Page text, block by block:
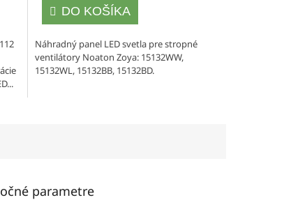
DO KOŠÍKA
Náhradný panel LED svetla pre stropné
ventilátory Noaton Zoya: 15132WW,
15132WL, 15132BB, 15132BD.
parametre